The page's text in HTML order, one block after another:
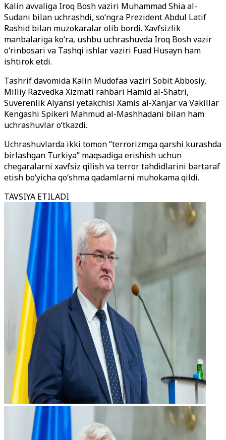
Kalin avvaliga Iroq Bosh vaziri Muhammad Shia al-
Sudani bilan uchrashdi, so‘ngra Prezident Abdul Latif
Rashid bilan muzokaralar olib bordi. Xavfsizlik
manbalariga ko‘ra, ushbu uchrashuvda Iroq Bosh vazir
o‘rinbosari va Tashqi ishlar vaziri Fuad Husayn ham
ishtirok etdi.
Tashrif davomida Kalin Mudofaa vaziri Sobit Abbosiy,
Milliy Razvedka Xizmati rahbari Hamid al-Shatri,
Suverenlik Alyansi yetakchisi Xamis al-Xanjar va Vakillar
Kengashi Spikeri Mahmud al-Mashhadani bilan ham
uchrashuvlar o‘tkazdi.
Uchrashuvlarda ikki tomon “terrorizmga qarshi kurashda
birlashgan Turkiya” maqsadiga erishish uchun
chegaralarni xavfsiz qilish va terror tahdidlarini bartaraf
etish bo‘yicha qo‘shma qadamlarni muhokama qildi.
TAVSIYA ETILADI